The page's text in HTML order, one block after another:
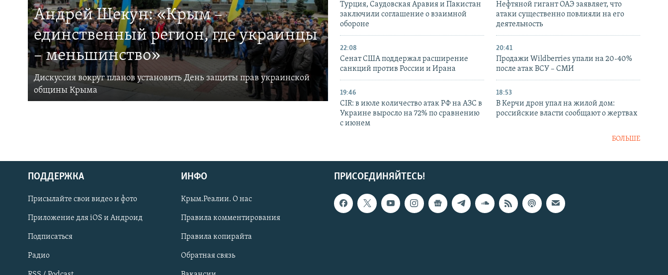
Українською
Qırımtatar
ПРИСОЕДИНЯЙТЕСЬ!
Андрей Щекун: «Крым –
единственный регион, где украинцы
– меньшинство»
Дискуссия вокруг планов установить День защиты прав украинской
общины Крыма
Турция, Саудовская Аравия и Пакистан
заключили соглашение о взаимной
обороне
Нефтяной гигант ОАЭ заявляет, что
атаки существенно повлияли на его
деятельность
22:08
Сенат США поддержал расширение
санкций против России и Ирана
20:41
Продажи Wildberries упали на 20-40%
после атак ВСУ – СМИ
19:46
CIR: в июле количество атак РФ на АЗС в
Украине выросло на 72% по сравнению
с июнем
18:53
В Керчи дрон упал на жилой дом:
российские власти сообщают о жертвах
БОЛЬШЕ
ПРИСОЕДИНЯЙТЕСЬ!
ПОДДЕРЖКА
Присылайте свои видео и фото
Приложение для iOS и Андроид
Подписаться
Радио
ИНФО
Крым.Реалии. О нас
Правила комментирования
Правила копирайта
Обратная связь